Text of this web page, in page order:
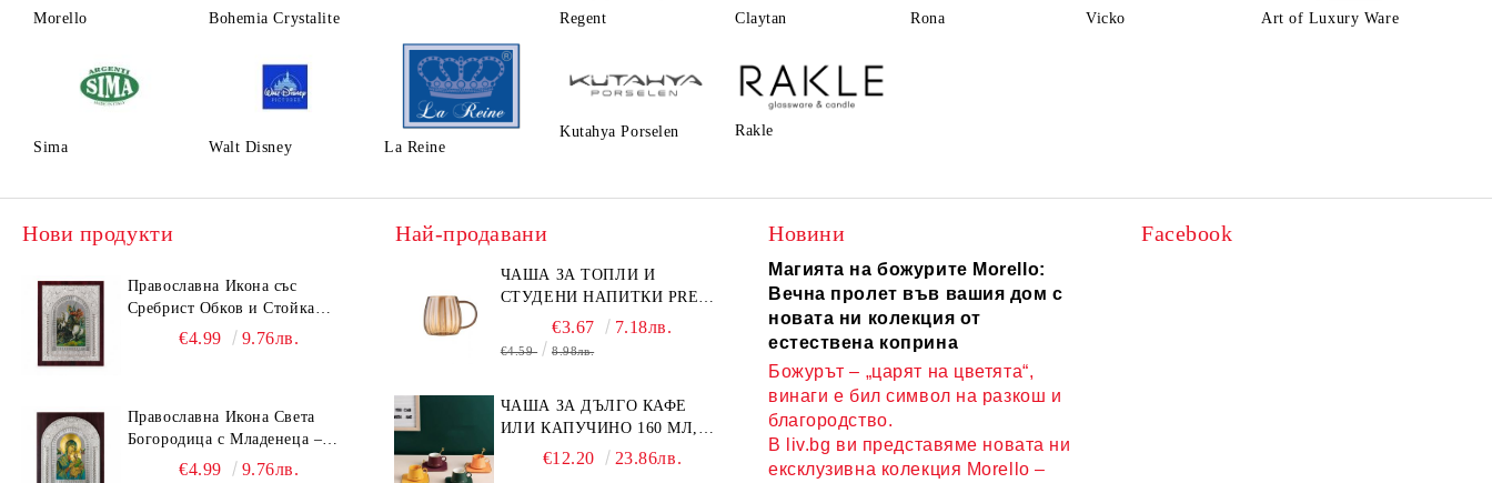
Morello Bohemia Crystalite
Regent
Claytаn Rona Vicko Art of Luxury Ware
Sima Walt Disney La Reine
Kutahya Porselen Rakle
Нови продукти
Православна Икона със
Сребрист Обков и Стойка
(23.5х19 см) – Исус Христос,
€4.99 9.76лв.
Православна Икона Света
Богородица с Младенеца –
Сребрист Обков и Стойка
€4.99 9.76лв.
Най-продавани
ЧАША ЗА ТОПЛИ И
СТУДЕНИ НАПИТКИ PRESS
ART 400 МЛ,
БОРОСИЛИКАТНО СТЪКЛО
€3.67 7.18лв.
€4.59 8.98лв.
ЧАША ЗА ДЪЛГО КАФЕ
ИЛИ КАПУЧИНО 160 МЛ,
ЧИНИЙКА, ЛЪЖИЧКА
€12.20 23.86лв.
Новини
Магията на божурите Morello:
Вечна пролет във вашия дом с
новата ни колекция от
естествена коприна
Божурът – „царят на цветята“,
винаги е бил символ на разкош и
благородство.
В liv.bg ви представяме новата ни
ексклузивна колекция Morello –
Facebook